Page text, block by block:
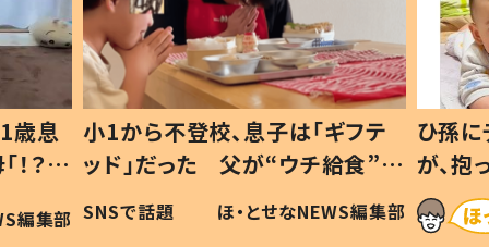
歳息
？」
編集部
小1から不登校、息子は「ギフテ
ッド」だった 父が“ウチ給食”を
作り続ける理由とは #令和の親
#令和の子
SNSで話題 ほ・とせなNEWS編集部
ひ孫
が、
「涙が
い」